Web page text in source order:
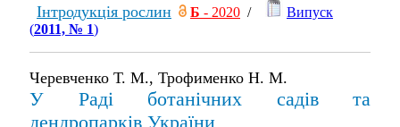
Інтродукція рослин Б - 2020 /
Випуск
(2011, № 1)
Черевченко Т. М., Трофименко Н. М.
У Раді ботанічних садів та
дендропарків України